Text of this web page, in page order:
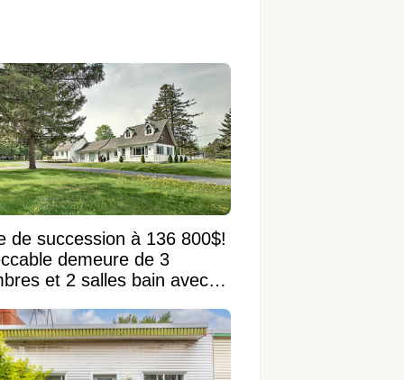
de succession à 136 800$!
demeure de 3
et 2 salles bain avec